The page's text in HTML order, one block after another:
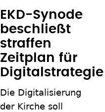
EKD-Synode
beschließt
straffen
Zeitplan für
Digitalstrategie
Die Digitalisierung
der Kirche soll